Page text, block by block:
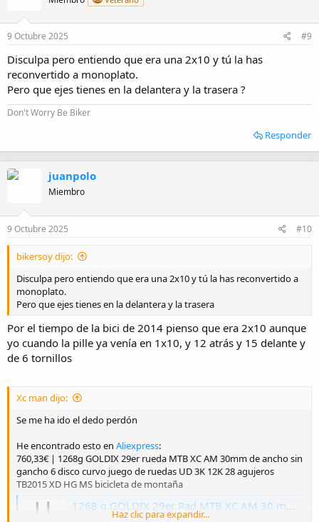
9 Octubre 2025 #9
Disculpa pero entiendo que era una 2x10 y tú la has
reconvertido a monoplato.
Pero que ejes tienes en la delantera y la trasera ?
Don't Worry Be Biker
Responder
juanpolo
Miembro
9 Octubre 2025 #10
bikersoy dijo:
Disculpa pero entiendo que era una 2x10 y tú la has reconvertido a
monoplato.
Pero que ejes tienes en la delantera y la trasera
Por el tiempo de la bici de 2014 pienso que era 2x10 aunque
yo cuando la pille ya venía en 1x10, y 12 atrás y 15 delante y
de 6 tornillos
Xc man dijo:
Se me ha ido el dedo perdón
He encontrado esto en Aliexpress:
760,33€ | 1268g GOLDIX 29er rueda MTB XC AM 30mm de ancho sin
gancho 6 disco curvo juego de ruedas UD 3K 12K 28 agujeros
TB2015 XD HG MS bicicleta de montaña
1268 g GOLDIX 29er Rad MTB XC AM 30 mm breit Hakenloser 6-Biegung-Scheiben-Boost-Laufradsatz UD 3K 12K 28 Löcher TB2015 XD HG MS Mountainbike - AliExpress 18
Haz clic para expandir...